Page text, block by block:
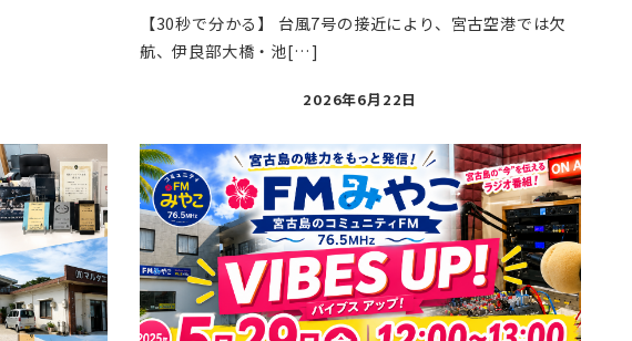
【30秒で分かる】 台風7号の接近により、宮古空港では欠
航、伊良部大橋・池[…]
投
日
2026年6月22日